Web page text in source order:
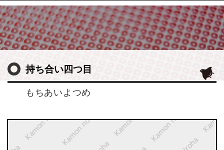
持ち合い四つ目
もちあいよつめ